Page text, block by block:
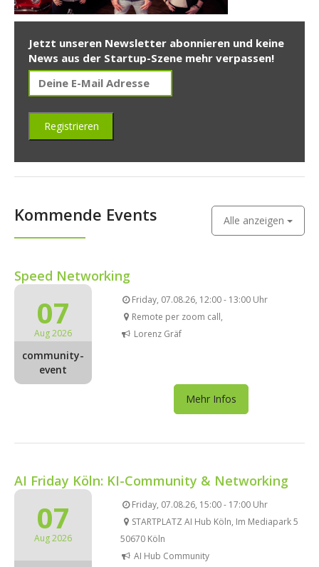
Jetzt unseren Newsletter abonnieren und keine
News aus der Startup-Szene mehr verpassen!
Kommende Events Alle anzeigen
Speed Networking
07
Aug 2026
community-
event
Friday, 07.08.26, 12:00 - 13:00 Uhr
Remote per zoom call,
Lorenz Gräf
Mehr Infos
AI Friday Köln: KI-Community & Networking
07
Aug 2026
Friday, 07.08.26, 15:00 - 17:00 Uhr
STARTPLATZ AI Hub Köln, Im Mediapark 5
50670 Köln
AI Hub Community